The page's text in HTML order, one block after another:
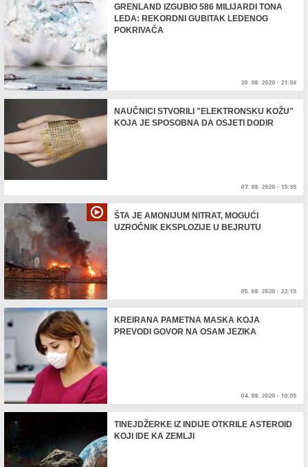
GRENLAND IZGUBIO 586 MILIJARDI TONA
LEDA: REKORDNI GUBITAK LEDENOG
POKRIVAČA
20. 08. 2020 - 21:06
NAUČNICI STVORILI "ELEKTRONSKU KOŽU"
KOJA JE SPOSOBNA DA OSJETI DODIR
07. 08. 2020 - 15:35
ŠTA JE AMONIJUM NITRAT, MOGUĆI
UZROČNIK EKSPLOZIJE U BEJRUTU
05. 08. 2020 - 22:15
KREIRANA PAMETNA MASKA KOJA
PREVODI GOVOR NA OSAM JEZIKA
04. 08. 2020 - 10:05
TINEJDŽERKE IZ INDIJE OTKRILE ASTEROID
KOJI IDE KA ZEMLJI